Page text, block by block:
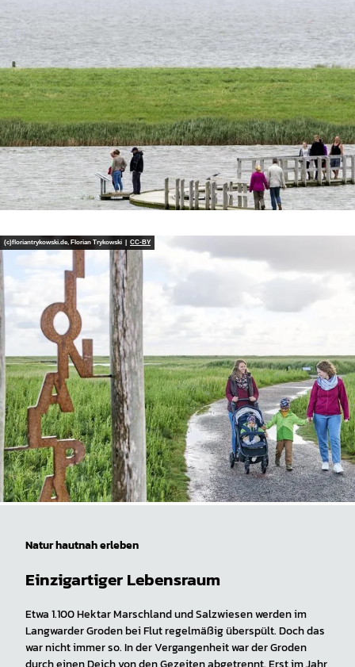
(c)floriantrykowski.de, Florian Trykowski | CC-BY
Natur hautnah erleben
Einzigartiger Lebensraum
Etwa 1.100 Hektar Marschland und Salzwiesen werden im
Langwarder Groden bei Flut regelmäßig überspült. Doch das
war nicht immer so. In der Vergangenheit war der Groden